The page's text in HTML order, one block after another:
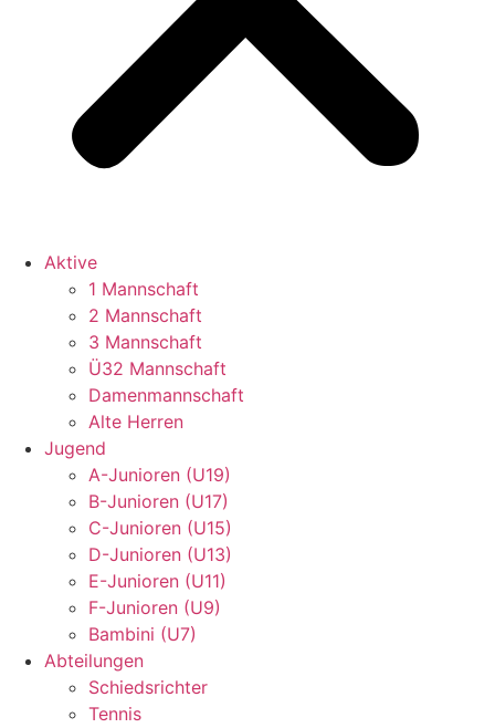
Aktive
1 Mannschaft
2 Mannschaft
3 Mannschaft
Ü32 Mannschaft
Damenmannschaft
Alte Herren
Jugend
A-Junioren (U19)
B-Junioren (U17)
C-Junioren (U15)
D-Junioren (U13)
E-Junioren (U11)
F-Junioren (U9)
Bambini (U7)
Abteilungen
Schiedsrichter
Tennis